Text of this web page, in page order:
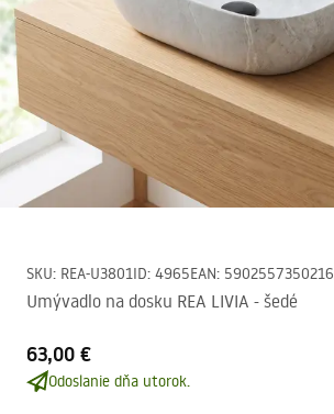
SKU: REA-U3801ID: 4965EAN: 5902557350216
Umývadlo na dosku REA LIVIA - šedé
63,00 €
Odoslanie dňa utorok.